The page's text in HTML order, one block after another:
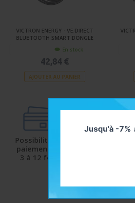
VICTRON ENERGY - VE.DIRECT
BLUETOOTH SMART DONGLE
En stock
42,84 €
AJOUTER AU PANIER
Possibilité de
paiement de
3 à 12 fois
Jusqu'à -7%